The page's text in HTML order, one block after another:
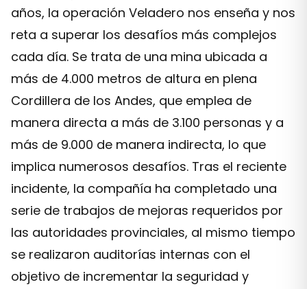
años, la operación Veladero nos enseña y nos
reta a superar los desafíos más complejos
cada día. Se trata de una mina ubicada a
más de 4.000 metros de altura en plena
Cordillera de los Andes, que emplea de
manera directa a más de 3.100 personas y a
más de 9.000 de manera indirecta, lo que
implica numerosos desafíos. Tras el reciente
incidente, la compañía ha completado una
serie de trabajos de mejoras requeridos por
las autoridades provinciales, al mismo tiempo
se realizaron auditorías internas con el
objetivo de incrementar la seguridad y